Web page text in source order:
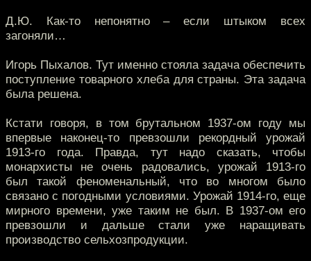
Д.Ю. Как-то непонятно – если штыком всех
загоняли…
Игорь Пыхалов. Тут именно стояла задача обеспечить
поступление товарного хлеба для страны. Эта задача
была решена.
Кстати говоря, в том брутальном 1937-ом году мы
впервые наконец-то превзошли рекордный урожай
1913-го года. Правда, тут надо сказать, чтобы
монархисты не очень радовались, урожай 1913-го
был такой феноменальный, что во многом было
связано с погодными условиями. Урожай 1914-го, еще
мирного времени, уже таким не был. В 1937-ом его
превзошли и дальше стали уже наращивать
производство сельхозпродукции.